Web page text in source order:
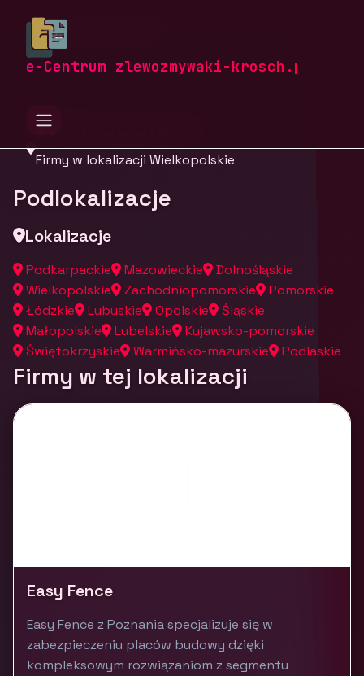
e-Centrum zlewozmywaki-krosch.pl
zlewozmywaki-krosch.pl
Firmy z województwa
Wielkopolskie
Firmy w lokalizacji Wielkopolskie
Podlokalizacje
Lokalizacje
Podkarpackie Mazowieckie
Dolnośląskie
Wielkopolskie
Zachodniopomorskie
Pomorskie
Łódzkie
Lubuskie Opolskie
Śląskie
Małopolskie
Lubelskie
Kujawsko-pomorskie
Świętokrzyskie
Warmińsko-mazurskie Podlaskie
Firmy w tej lokalizacji
Easy Fence
Easy Fence z Poznania specjalizuje się w
zabezpieczeniu placów budowy dzięki
kompleksowym rozwiązaniom z segmentu